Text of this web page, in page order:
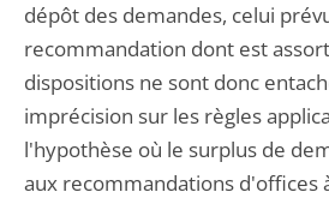
dépôt des demandes, celui
recommandation dont est
dispositions ne sont donc
imprécision sur les règles
l'hypothèse où le surplus de
aux recommandations d'offices